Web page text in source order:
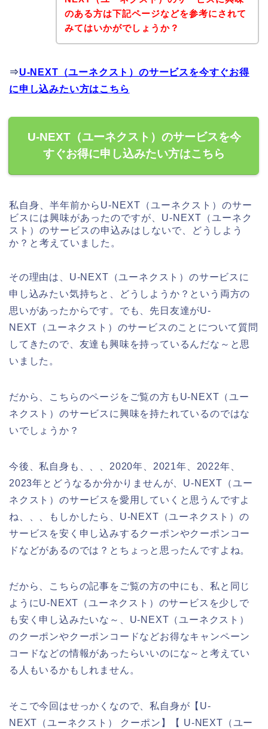
のある方は下記ページなどを参考にされて
みてはいかがでしょうか？
⇒U-NEXT（ユーネクスト）のサービスを今すぐお得
に申し込みたい方はこちら
U-NEXT（ユーネクスト）のサービスを今
すぐお得に申し込みたい方はこちら
私自身、半年前からU-NEXT（ユーネクスト）のサー
ビスには興味があったのですが、U-NEXT（ユーネク
スト）のサービスの申込みはしないで、どうしよう
か？と考えていました。
その理由は、U-NEXT（ユーネクスト）のサービスに
申し込みたい気持ちと、どうしようか？という両方の
思いがあったからです。でも、先日友達がU-
NEXT（ユーネクスト）のサービスのことについて質問
してきたので、友達も興味を持っているんだな～と思
いました。
だから、こちらのページをご覧の方もU-NEXT（ユー
ネクスト）のサービスに興味を持たれているのではな
いでしょうか？
今後、私自身も、、、2020年、2021年、2022年、
2023年とどうなるか分かりませんが、U-NEXT（ユー
ネクスト）のサービスを愛用していくと思うんですよ
ね、、、もしかしたら、U-NEXT（ユーネクスト）の
サービスを安く申し込みするクーポンやクーポンコー
ドなどがあるのでは？とちょっと思ったんですよね。
だから、こちらの記事をご覧の方の中にも、私と同じ
ようにU-NEXT（ユーネクスト）のサービスを少しで
も安く申し込みたいな～、U-NEXT（ユーネクスト）
のクーポンやクーポンコードなどお得なキャンペーン
コードなどの情報があったらいいのにな～と考えてい
る人もいるかもしれません。
そこで今回はせっかくなので、私自身が【U-
NEXT（ユーネクスト） クーポン】【 U-NEXT（ユー